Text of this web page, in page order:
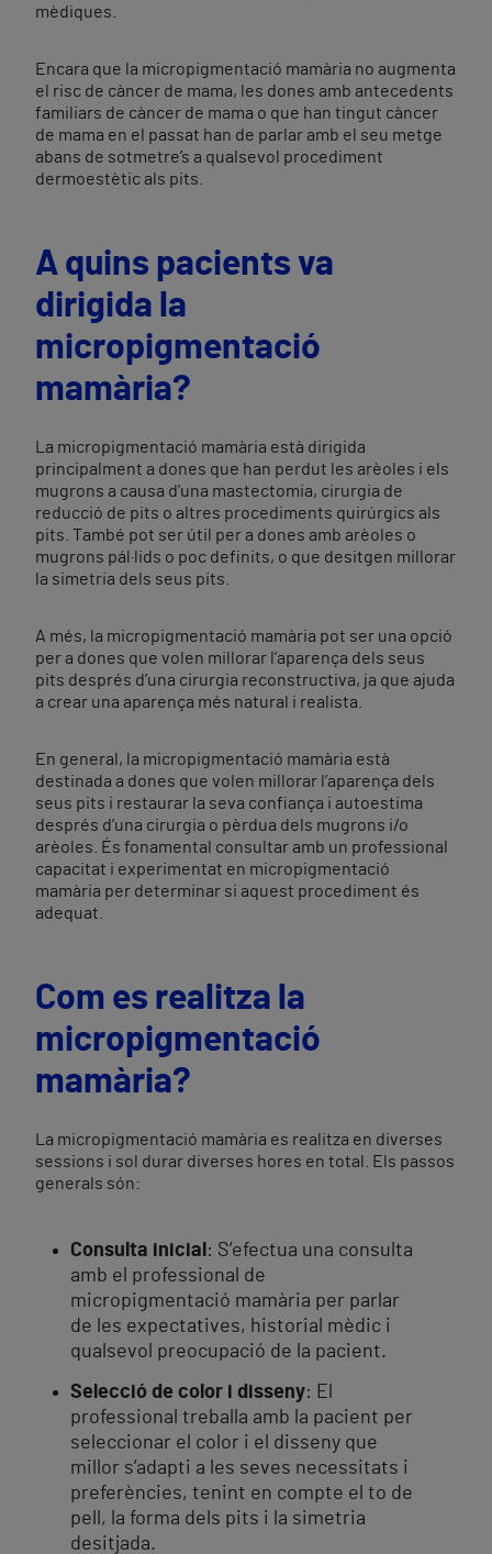
mèdiques.
Encara que la micropigmentació mamària no augmenta
el risc de càncer de mama, les dones amb antecedents
familiars de càncer de mama o que han tingut càncer
de mama en el passat han de parlar amb el seu metge
abans de sotmetre’s a qualsevol procediment
dermoestètic als pits.
A quins pacients va
dirigida la
micropigmentació
mamària?
La micropigmentació mamària està dirigida
principalment a dones que han perdut les arèoles i els
mugrons a causa d’una mastectomia, cirurgia de
reducció de pits o altres procediments quirúrgics als
pits. També pot ser útil per a dones amb arèoles o
mugrons pál·lids o poc definits, o que desitgen millorar
la simetria dels seus pits.
A més, la micropigmentació mamària pot ser una opció
per a dones que volen millorar l’aparença dels seus
pits després d’una cirurgia reconstructiva, ja que ajuda
a crear una aparença més natural i realista.
En general, la micropigmentació mamària està
destinada a dones que volen millorar l’aparença dels
seus pits i restaurar la seva confiança i autoestima
després d’una cirurgia o pèrdua dels mugrons i/o
arèoles. És fonamental consultar amb un professional
capacitat i experimentat en micropigmentació
mamària per determinar si aquest procediment és
adequat.
Com es realitza la
micropigmentació
mamària?
La micropigmentació mamària es realitza en diverses
sessions i sol durar diverses hores en total. Els passos
generals són:
Consulta inicial : S’efectua una consulta
amb el professional de
micropigmentació mamària per parlar
de les expectatives, historial mèdic i
qualsevol preocupació de la pacient.
Selecció de color i disseny: El
professional treballa amb la pacient per
seleccionar el color i el disseny que
millor s’adapti a les seves necessitats i
preferències, tenint en compte el to de
pell, la forma dels pits i la simetria
desitjada.